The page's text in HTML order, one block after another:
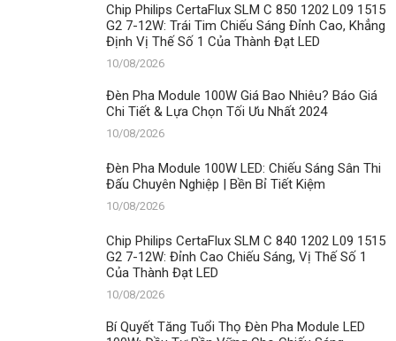
Chuyên
Nghiệp
|
Tiết
Kiệm
Chip Philips CertaFlux SLM C 850 1202 L09 1515
G2 7-12W: Trái Tim Chiếu Sáng Đỉnh Cao, Khẳng
Định Vị Thế Số 1 Của Thành Đạt LED
10/08/2026
Đèn Pha Module 100W Giá Bao Nhiêu? Báo Giá
Chi Tiết & Lựa Chọn Tối Ưu Nhất 2024
10/08/2026
Đèn Pha Module 100W LED: Chiếu Sáng Sân Thi
Đấu Chuyên Nghiệp | Bền Bỉ Tiết Kiệm
10/08/2026
Chip Philips CertaFlux SLM C 840 1202 L09 1515
G2 7-12W: Đỉnh Cao Chiếu Sáng, Vị Thế Số 1
Của Thành Đạt LED
10/08/2026
Bí Quyết Tăng Tuổi Thọ Đèn Pha Module LED